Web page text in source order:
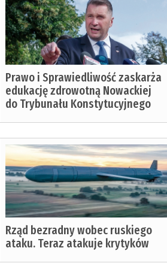
Prawo i Sprawiedliwość zaskarża
edukację zdrowotną Nowackiej
do Trybunału Konstytucyjnego
Rząd bezradny wobec ruskiego
ataku. Teraz atakuje krytyków